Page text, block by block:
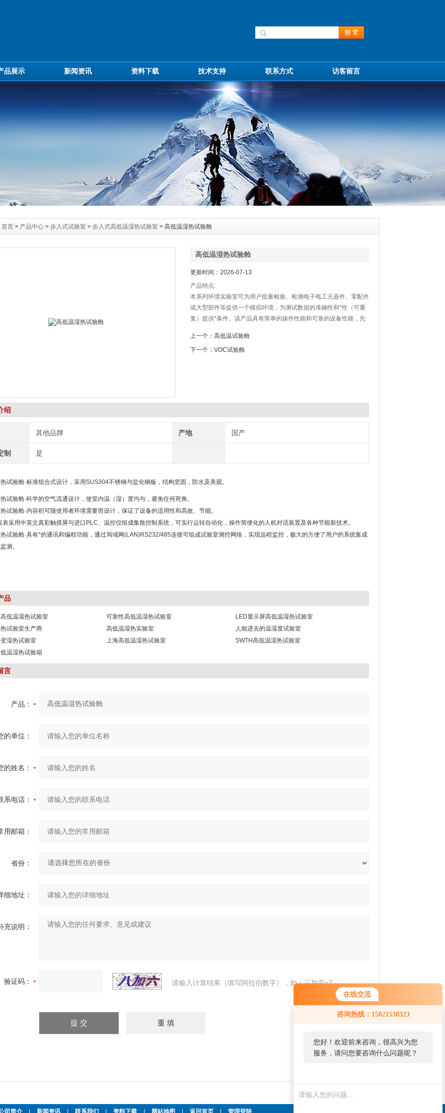
在线交流
咨询热线：15021530323
您好！欢迎前来咨询，很高兴为您
服务，请问您要咨询什么问题呢？
品展示 新闻资讯 资料下载 技术支持 联系方式 访客留言
首页 > 产品中心 > 步入式试验室 > 步入式高低温湿热试验室 > 高低温湿热试验舱
高低温湿热试验舱
更新时间：2026-07-13
产品特点:
本系列环境实验室可为用户批量检验、检测电子电工元器件、零配件
或大型部件等提供一个模拟环境，为测试数据的准确性和*性（可重
复）提供*条件。该产品具有简单的操作性能和可靠的设备性能，先
面触摸屏，可进行各种复杂的程序设定，程序设定采用对话方式，操
作简单、迅速。
上一个： 高低温试验舱
下一个： VOC试验舱
绍
其他品牌 产地 国产
制 是
试验舱·标准组合式设计，采用SUS304不锈钢与盐化钢板，结构坚固，防水及美观。
试验舱·科学的空气流通设计，使室内温（湿）度均与，避免任何死角。
试验舱·内容积可随使用者环境需要而设计，保证了设备的适用性和高效、节能。
表采用中英文真彩触摸屏与进口PLC、温控仪组成集散控制系统，可实行运转自动化，操作简便化的人机对话装置及各种节能新技术。
试验舱·具有*的通讯和编程功能，通过局域网(LAN)RS232/485连接可组成试验室测控网络，实现远程监控，极大的方便了用户的系统集成
测。
品
低温湿热试验室 可靠性高低温湿热试验室
LED显示屏高低温湿热试验室
试验室生产商
高低温湿热实验室
人能进去的温湿度试验室
湿热试验室
上海高低温湿热试验室
SWTH高低温湿热试验室
温湿热试验箱
言
产品：
的单位：
的姓名：
系电话：
用邮箱：
省份：
细地址：
充说明：
验证码： 请输入计算结果（填写阿拉伯数字），如：三加四=7
司简介 新闻资讯 联系我们 资料下载 网站地图 返回首页 管理登陆